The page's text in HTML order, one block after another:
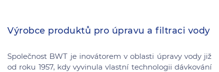
Výrobce produktů pro úpravu a filtraci vody
Společnost BWT je inovátorem v oblasti úpravy vody již
od roku 1957, kdy vyvinula vlastní technologii dávkování